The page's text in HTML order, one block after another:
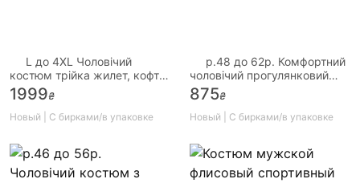
L до 4XL Чоловічий
костюм трійка жилет, кофта,
штани преміум якість
1999₴
Новый | С бирками/в упаковке
р.48 до 62р. Комфортний
чоловічий прогулянковий
костюм з двонитки шорти та
875₴
Новый | С бирками/в упаковке